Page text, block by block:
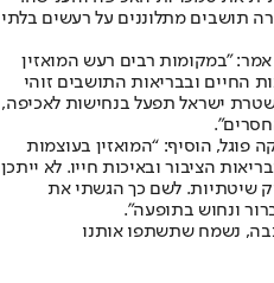
תושבים מתלוננים על רעשים בלתי
אמר: ״במקומות רבים רעש המואזין
החיים ובבריאות התושבים זוהי
ישראל תפעל בנחישות לאכיפה,
פוגל, הוסיף: “המואזין בעוצמות
הציבור ובאיכות חייו. לא ייתכן
שיטתיות. לשם כך הגשתי את
ונחוש בתופעה״.
נשמח שתשתפו אותנו